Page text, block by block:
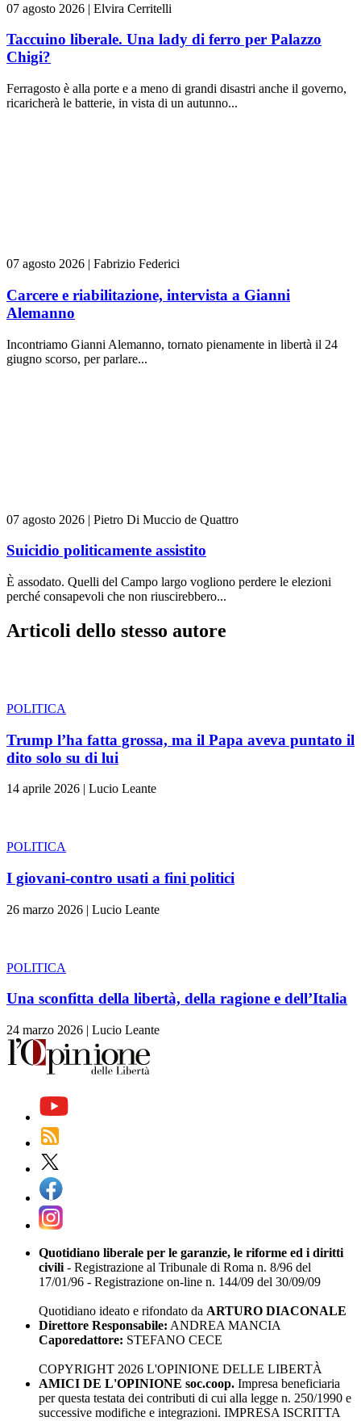
07 agosto 2026 | Elvira Cerritelli
Taccuino liberale. Una lady di ferro per Palazzo
Chigi?
Ferragosto è alla porte e a meno di grandi disastri anche il governo,
ricaricherà le batterie, in vista di un autunno...
07 agosto 2026 | Fabrizio Federici
Carcere e riabilitazione, intervista a Gianni
Alemanno
Incontriamo Gianni Alemanno, tornato pienamente in libertà il 24
giugno scorso, per parlare...
07 agosto 2026 | Pietro Di Muccio de Quattro
Suicidio politicamente assistito
È assodato. Quelli del Campo largo vogliono perdere le elezioni
perché consapevoli che non riuscirebbero...
Articoli dello stesso autore
POLITICA
Trump l’ha fatta grossa, ma il Papa aveva puntato il
dito solo su di lui
14 aprile 2026 | Lucio Leante
POLITICA
I giovani-contro usati a fini politici
26 marzo 2026 | Lucio Leante
POLITICA
Una sconfitta della libertà, della ragione e dell’Italia
24 marzo 2026 | Lucio Leante
Quotidiano liberale per le garanzie, le riforme ed i diritti
civili - Registrazione al Tribunale di Roma n. 8/96 del
17/01/96 - Registrazione on-line n. 144/09 del 30/09/09
Quotidiano ideato e rifondato da ARTURO DIACONALE
Direttore Responsabile: ANDREA MANCIA
Caporedattore: STEFANO CECE
COPYRIGHT 2026 L'OPINIONE DELLE LIBERTÀ
AMICI DE L'OPINIONE soc.coop. Impresa beneficiaria
per questa testata dei contributi di cui alla legge n. 250/1990 e
successive modifiche e integrazioni. IMPRESA ISCRITTA